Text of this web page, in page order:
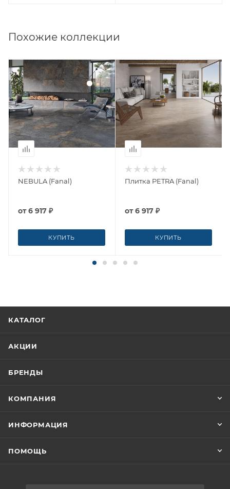
Похожие коллекции
NEBULA (Fanal)
от6 917 ₽
КУПИТЬ
Плитка PETRA (Fanal)
от6 917 ₽
КУПИТЬ
КАТАЛОГ
АКЦИИ
БРЕНДЫ
КОМПАНИЯ
ИНФОРМАЦИЯ
ПОМОЩЬ